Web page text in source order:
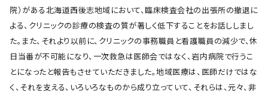
院）がある北海道西後志地域において、臨床検査会社の出張所の撤退に
よる、クリニックの診療の検査の質が著しく低下することをお話ししまし
た。また、それより以前に、クリニックの事務職員と看護職員の減少で、休
日当番が不可能になり、一次救急は医師会ではなく、岩内病院で行うこ
とになったと報告もさせていただきました。地域医療は、医師だけではな
く、それを支える、いろいろなものから成り立っていて、それらは、元々、非